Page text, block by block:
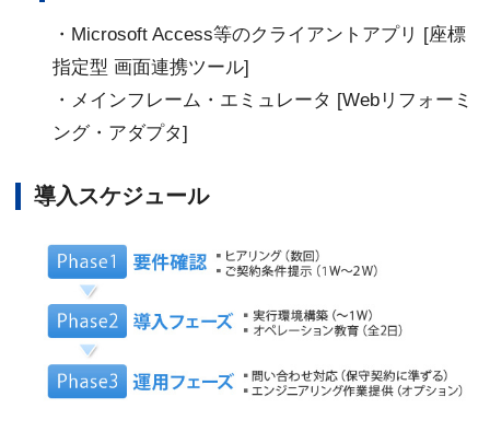
・Microsoft Access等のクライアントアプリ [座標
指定型 画面連携ツール]
・メインフレーム・エミュレータ [Webリフォーミ
ング・アダプタ]
導入スケジュール